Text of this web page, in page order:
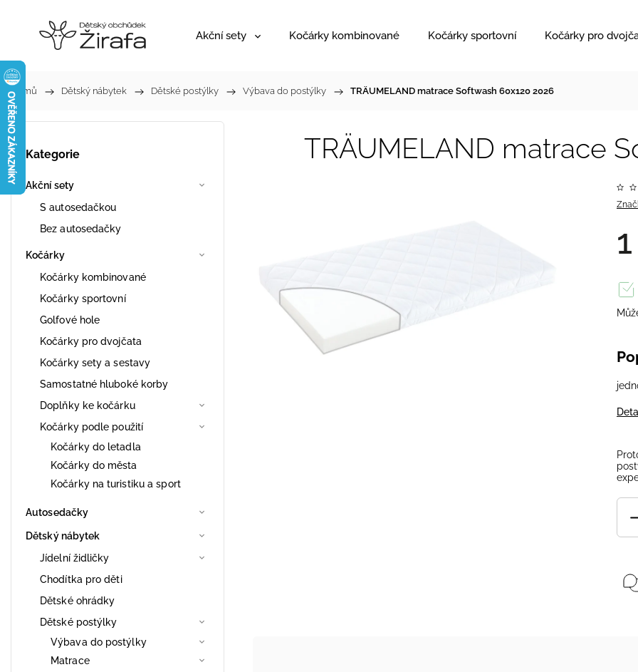
Akční sety Kočárky kombinované Kočárky sportovní Kočárky pro
Domů / Dětský nábytek / Dětské postýlky / Výbava do postýlky / TRÄUMELAND matrace Softwash 60x120 2026
Kategorie
Akční sety
S autosedačkou
Bez autosedačky
Kočárky
Kočárky kombinované
Kočárky sportovní
Golfové hole
Kočárky pro dvojčata
Kočárky sety a sestavy
Samostatné hluboké korby
Doplňky ke kočárku
Kočárky podle použití
Kočárky do letadla
Kočárky do města
Kočárky na turistiku a sport
Autosedačky
Dětský nábytek
Jídelní židličky
Chodítka pro děti
Dětské ohrádky
Dětské postýlky
Výbava do postýlky
Matrace
TRÄUMELAND matrace